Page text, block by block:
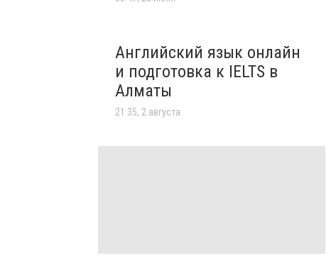
Английский язык онлайн
и подготовка к IELTS в
Алматы
21:35, 2 августа